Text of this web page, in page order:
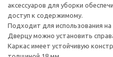
аксессуаров для уборки
доступ к содержимому.
Подходит для использования на
Дверцу можно установить
Каркас имеет устойчивую